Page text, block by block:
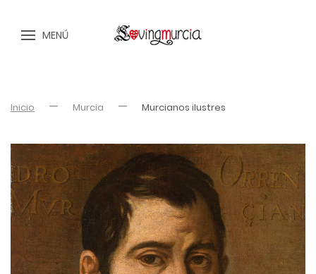
MENÚ
Inicio Murcia Murcianos ilustres